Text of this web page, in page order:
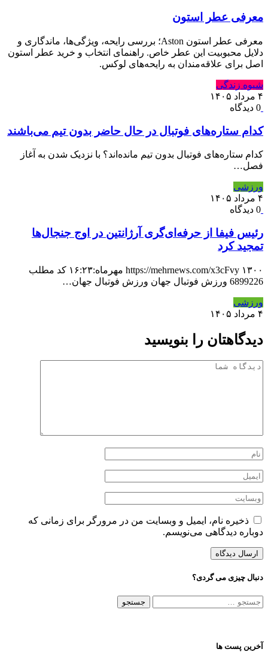
معرفی عطر استون
معرفی عطر استون Aston؛ بررسی رایحه، ویژگی‌ها، ماندگاری و
دلایل محبوبیت این عطر خاص. راهنمای انتخاب و خرید عطر استون
اصل برای علاقه‌مندان به رایحه‌های لوکس.
شیوه زندگی
۴ مرداد ۱۴۰۵
0 دیدگاه
کدام ستاره‌های فوتبال در حال حاضر بدون تیم می‌باشند
کدام ستاره‌های فوتبال بدون تیم مانده‌اند؟ با نزدیک شدن به آغاز
فصل…
ورزشی
۴ مرداد ۱۴۰۵
0 دیدگاه
رئیس فیفا از حرفه‌ای‌گری آرژانتین در اوج جنجال‌ها
تمجید کرد
https://mehrnews.com/x3cFvy ۱۳۰۰ مهرماه:۱۶:۲۳ کد مطلب
6899226 ورزش فوتبال جهان ورزش فوتبال جهان…
ورزشی
۴ مرداد ۱۴۰۵
دیدگاهتان را بنویسید
ذخیره نام، ایمیل و وبسایت من در مرورگر برای زمانی که
دوباره دیدگاهی می‌نویسم.
دنبال چیزی می گردی؟
جستجو
آخرین پست ها